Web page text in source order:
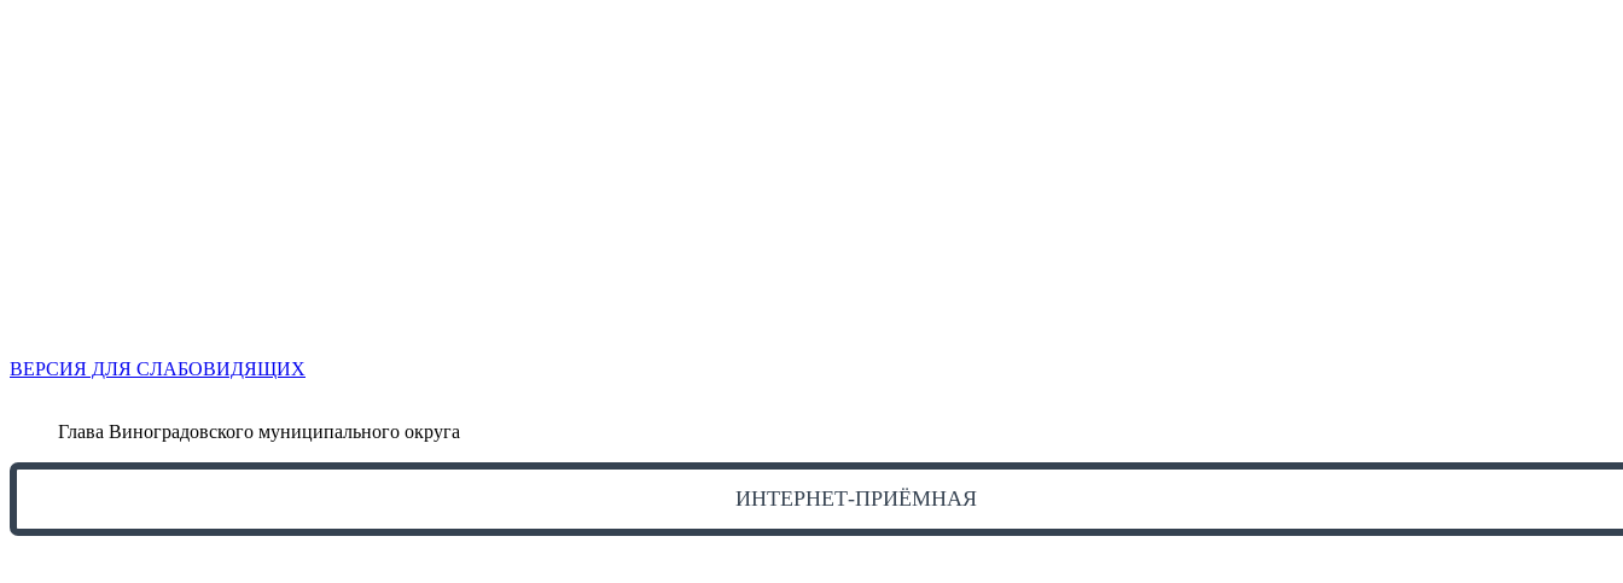
ВЕРСИЯ ДЛЯ СЛАБОВИДЯЩИХ
Глава Виноградовского муниципального округа
ИНТЕРНЕТ-ПРИЁМНАЯ